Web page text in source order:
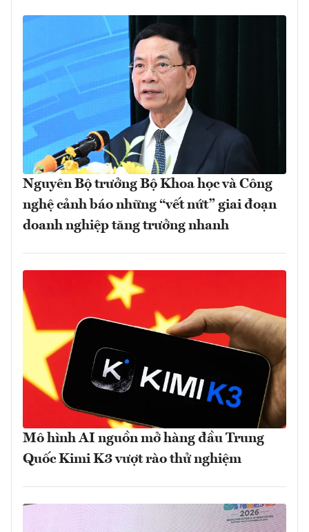
Nguyên Bộ trưởng Bộ Khoa học và Công
nghệ cảnh báo những “vết nứt” giai đoạn
doanh nghiệp tăng trưởng nhanh
Mô hình AI nguồn mở hàng đầu Trung
Quốc Kimi K3 vượt rào thử nghiệm